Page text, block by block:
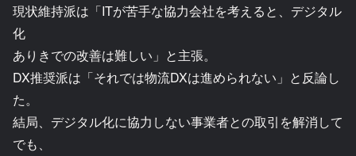
現状維持派は「ITが苦手な協力会社を考えると、デジタル
化
ありきでの改善は難しい」と主張。
DX推奨派は「それでは物流DXは進められない」と反論し
た。
結局、デジタル化に協力しない事業者との取引を解消して
でも、